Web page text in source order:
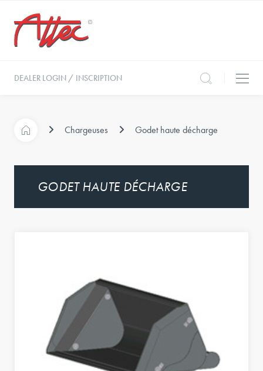
DEALER LOGIN / INSCRIPTION
Chargeuses Godet haute décharge
GODET HAUTE DÉCHARGE